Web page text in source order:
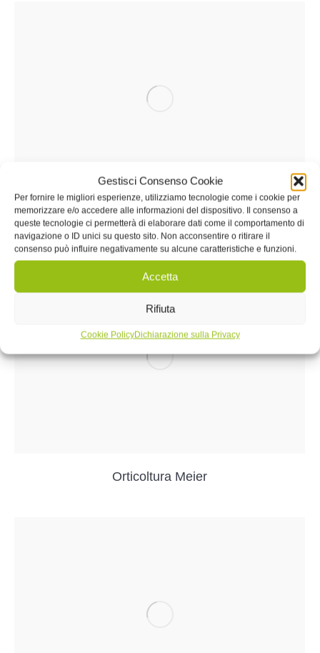
Gestisci Consenso Cookie
Per fornire le migliori esperienze, utilizziamo tecnologie come i cookie per
memorizzare e/o accedere alle informazioni del dispositivo. Il consenso a
queste tecnologie ci permetterà di elaborare dati come il comportamento di
navigazione o ID unici su questo sito. Non acconsentire o ritirare il
consenso può influire negativamente su alcune caratteristiche e funzioni.
Accetta
Rifiuta
Cookie PolicyDichiarazione sulla Privacy
Orticola Pagani
Orticoltura Meier